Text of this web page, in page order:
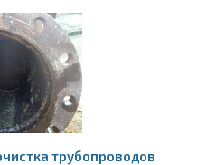
трубопроводов